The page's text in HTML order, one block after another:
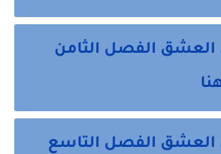
العشق الفصل الثامن
العشق الفصل التاسع